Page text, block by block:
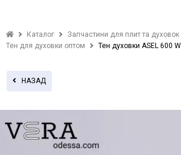
Каталог
Запчастини для плит та духовок
Тен для духовки оптом
Тен духовки ASEL 600
НАЗАД